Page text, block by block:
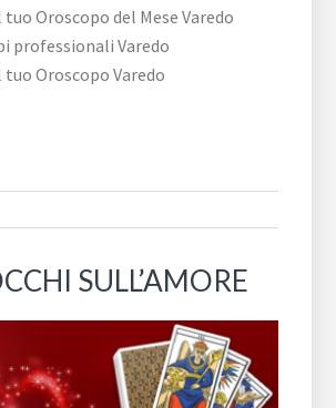
Oroscopo del Mese Varedo
professionali Varedo
tuo Oroscopo Varedo
SULL’AMORE